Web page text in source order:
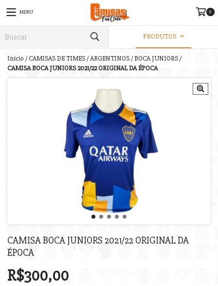
MENU 0
PRODUTOS
Início /CAMISAS DE TIMES/ARGENTINOS/BOCA JUNIORS/
CAMISA BOCA JUNIORS 2021/22 ORIGINAL DA ÉPOCA
CAMISA BOCA JUNIORS 2021/22 ORIGINAL DA
ÉPOCA
R$300,00